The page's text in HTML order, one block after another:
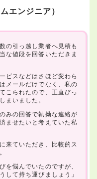
エンジニア）
の引っ越し業者へ見積も
な値段を回答いただきま
ビスなどはさほど変わら
メールだけでなく、私の
こられたので、正直びっ
まいました。
みの回答で執拗な連絡が
ませたいと考えていた私
来ていただき、比較的ス
を悩んでいたのですが、
して持ち運びましょう」